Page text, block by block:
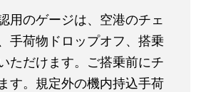
用のゲージは、空港のチェ
手荷物ドロップオフ、搭乗
ただけます。ご搭乗前にチ
す。規定外の機内持込手荷